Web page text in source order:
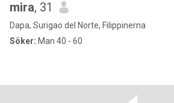
mira, 31
Dapa, Surigao del Norte, Filippinerna
Söker: Man 40 - 60